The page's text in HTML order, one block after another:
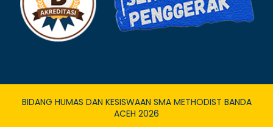
BIDANG HUMAS DAN KESISWAAN SMA METHODIST BANDA
ACEH 2026